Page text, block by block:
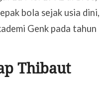
bola sejak usia dini,
Genk pada tahun
Thibaut